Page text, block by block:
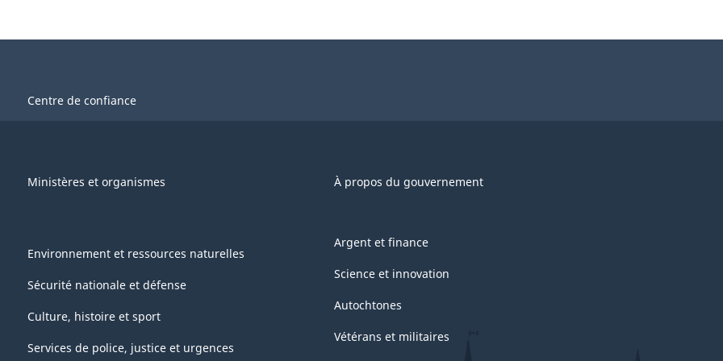
Centre de confiance
Ministères et organismes À propos du gouvernement
Environnement et ressources naturelles
Sécurité nationale et défense
Culture, histoire et sport
Services de police, justice et urgences
Argent et finance
Science et innovation
Autochtones
Vétérans et militaires